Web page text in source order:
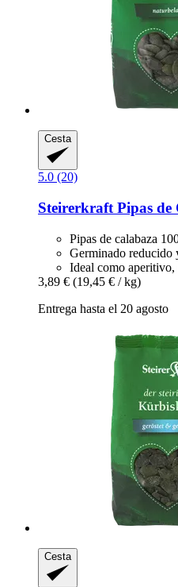
Cesta
5.0 (20)
Steirerkraft Pipas de
Pipas de calabaza
Germinado reducido
Ideal como aperitivo,
3,89 € (19,45 € / kg)
Entrega hasta el 20 agosto
Cesta